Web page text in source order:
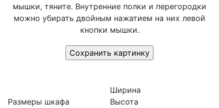
мышки, тяните. Внутренние полки и перегородки
можно убирать двойным нажатием на них левой
кнопки мышки.
Размеры шкафа
Ширина
Высота